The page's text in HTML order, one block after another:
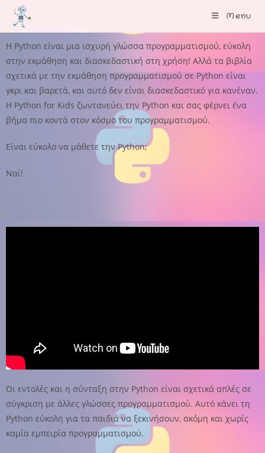
Menu
Η Python είναι μια ισχυρή γλώσσα προγραμματισμού, εύκολη
στην εκμάθηση και διασκεδαστική στη χρήση! Αλλά τα βιβλία
σχετικά με την εκμάθηση προγραμματισμού σε Python είναι
γκρι και βαρετά, και αυτό δεν είναι διασκεδαστικό για κανέναν.
H Python for Kids ζωντανεύει την Python και σας φέρνει ένα
βήμα πιο κοντά στον κόσμο του προγραμματισμού.
Είναι εύκολο να μάθετε την Python;
Ναί!
Οι εντολές και η σύνταξη στην Python είναι σχετικά απλές σε
σύγκριση με άλλες γλώσσες προγραμματισμού. Αυτό κάνει τη
Python εύκολη για τα παιδιά να ξεκινήσουν, ακόμη και χωρίς
καμία εμπειρία προγραμματισμού.